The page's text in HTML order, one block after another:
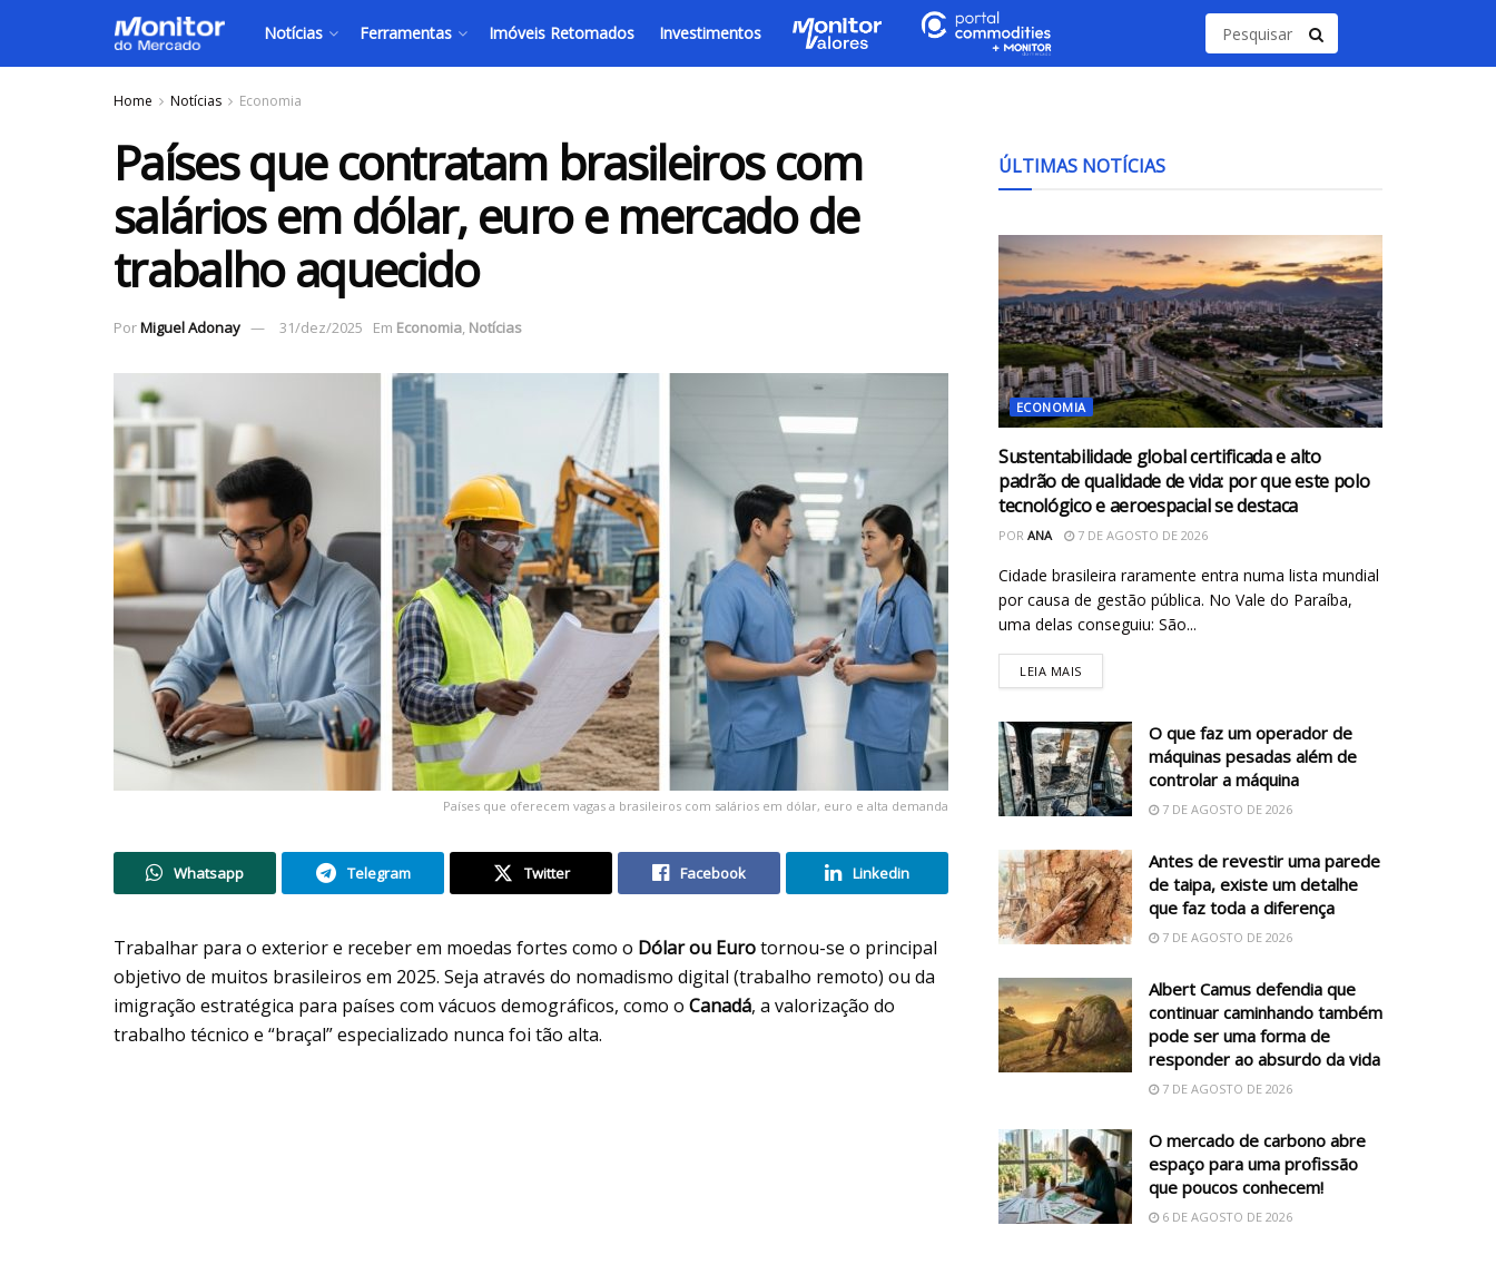
Notícias Ferramentas Imóveis Retomados Investimentos
Home Notícias Economia
Países que contratam brasileiros com
salários em dólar, euro e mercado de
trabalho aquecido
PorMiguel Adonay 31/dez/2025 Em Economia, Notícias
Países que oferecem vagas a brasileiros com salários em dólar, euro e alta demanda
Whatsapp Telegram Twitter Facebook Linkedin
Trabalhar para o exterior e receber em moedas fortes como o Dólar ou Eurotornou-se o principal
objetivo de muitos brasileiros em 2025. Seja através do nomadismo digital (trabalho remoto) ou da
imigração estratégica para países com vácuos demográficos, como o Canadá, a valorização do
trabalho técnico e “braçal” especializado nunca foi tão alta.
ÚLTIMAS NOTÍCIAS
ECONOMIA
Sustentabilidade global certificada e alto
padrão de qualidade de vida: por que este polo
tecnológico e aeroespacial se destaca
POR ANA 7 DE AGOSTO DE 2026
Cidade brasileira raramente entra numa lista mundial
por causa de gestão pública. No Vale do Paraíba,
uma delas conseguiu: São...
LEIA MAIS
O que faz um operador de
máquinas pesadas além de
controlar a máquina
7 DE AGOSTO DE 2026
Antes de revestir uma parede
de taipa, existe um detalhe
que faz toda a diferença
7 DE AGOSTO DE 2026
Albert Camus defendia que
continuar caminhando também
pode ser uma forma de
responder ao absurdo da vida
7 DE AGOSTO DE 2026
O mercado de carbono abre
espaço para uma profissão
que poucos conhecem!
6 DE AGOSTO DE 2026